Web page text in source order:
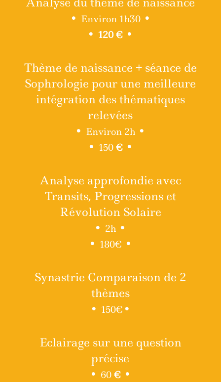
• Environ 1h30 •
• 120 € •
Thème de naissance + séance de
Sophrologie pour une meilleure
intégration des thématiques
relevées
• Environ 2h •
• 150€ •
Analyse approfondie avec
Transits, Progressions et
Révolution Solaire
• 2h •
• 180€ •
Synastrie Comparaison de 2
thèmes
• 150€ •
Eclairage sur une question
précise
• 60€ •